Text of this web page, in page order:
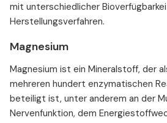
mit unterschiedlicher
Herstellungsverfahren.
Magnesium
Magnesium ist ein Mineralstoff, der
mehreren hundert enzymatischen
beteiligt ist, unter anderem an der
Nervenfunktion, dem